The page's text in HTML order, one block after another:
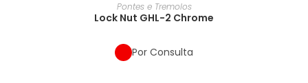
Pontes e Tremolos
Lock Nut GHL-2 Chrome
Por Consulta